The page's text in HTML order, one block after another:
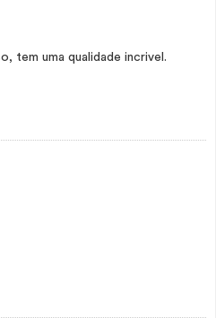
tem uma qualidade incrivel.